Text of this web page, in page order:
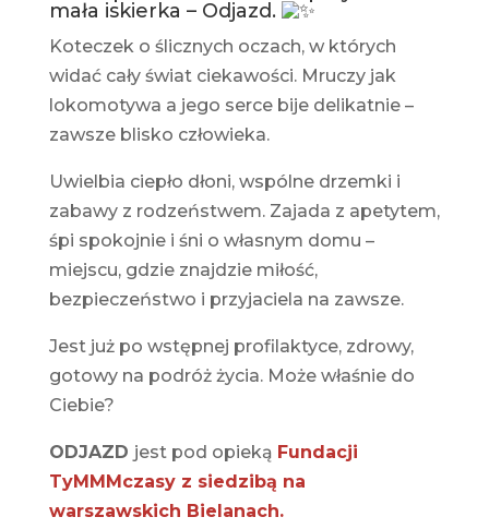
mała iskierka – Odjazd.
Koteczek o ślicznych oczach, w których
widać cały świat ciekawości. Mruczy jak
lokomotywa a jego serce bije delikatnie –
zawsze blisko człowieka.
Uwielbia ciepło dłoni, wspólne drzemki i
zabawy z rodzeństwem. Zajada z apetytem,
śpi spokojnie i śni o własnym domu –
miejscu, gdzie znajdzie miłość,
bezpieczeństwo i przyjaciela na zawsze.
Jest już po wstępnej profilaktyce, zdrowy,
gotowy na podróż życia. Może właśnie do
Ciebie?
ODJAZD jest pod opieką Fundacji
TyMMMczasy z siedzibą na
warszawskich Bielanach.